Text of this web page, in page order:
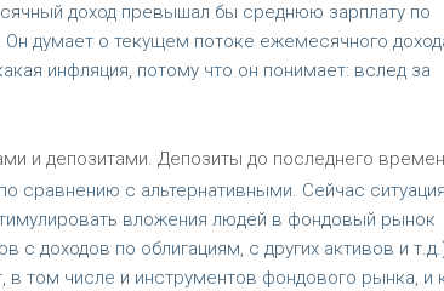
доход превышал бы среднюю зарплату по
думает о текущем потоке ежемесячного
инфляция, потому что он понимает: вслед за
и депозитами. Депозиты до последнего
сравнению с альтернативными. Сейчас ситуация
вложения людей в фондовый рынок
с доходов по облигациям, с других активов и
в том числе и инструментов фондового рынка, и